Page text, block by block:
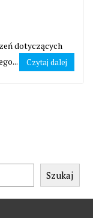
dotyczących
Czytaj dalej
Szukaj